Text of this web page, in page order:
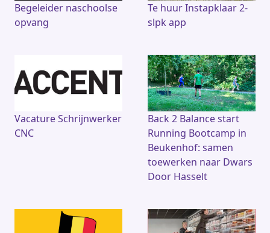
Begeleider naschoolse
opvang
Te huur Instapklaar 2-
slpk app
Vacature Schrijnwerker
CNC
Back 2 Balance start
Running Bootcamp in
Beukenhof: samen
toewerken naar Dwars
Door Hasselt